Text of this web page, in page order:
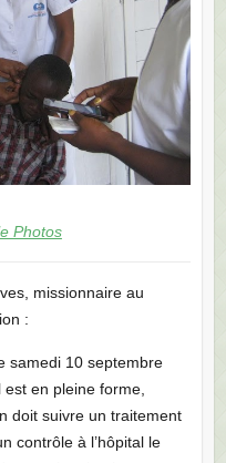
Photos
missionnaire au
:
samedi 10 septembre
en pleine forme,
doit suivre un traitement
contrôle à l’hôpital le